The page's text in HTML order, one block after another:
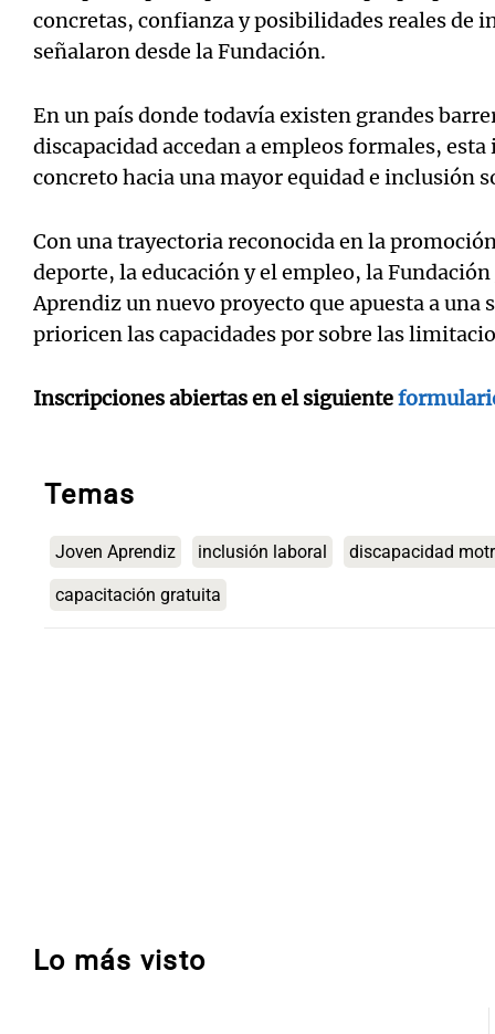
concretas, confianza y posibilidades reales de
señalaron desde la Fundación.
En un país donde todavía existen grandes
discapacidad accedan a empleos formales,
concreto hacia una mayor equidad e inclusión
Con una trayectoria reconocida en la
deporte, la educación y el empleo, la
Aprendiz un nuevo proyecto que apuesta a una
prioricen las capacidades por sobre las
Inscripciones abiertas en el siguiente
Temas
Joven Aprendiz inclusión laboral discapacidad
capacitación gratuita
Lo más visto